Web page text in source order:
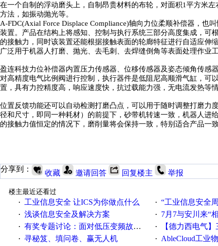
在一个自制的浮动磨头上，自制昂贵材料的布轮，对面积1平方米
方法，如振动抛光等。
A-FDC(Axial Force Displace Compliance)轴向力位柔顺补偿器，
装置。产品在结构上将感知、控制与执行系统三部分高度集成，
的接触力，同时该装置还能根据接触表面的轮廊特征进行自适应
广泛用于机器人打磨、抛光、去毛刺、去焊缝倒角等表面处理作业
盈连科技力位补偿器内置压力传感器、位移传感器及姿态倾角传感
对高精度电气比例阀进行控制，执行器件是低阻尼高顺滑气缸，
置，具有力控精度高，响应速度快，抗过载能力强，无电流发热等
位置反馈功能还可以自动检测打磨凸点，可以用于随时调整打磨
径和尺寸，即同一种耗材）的前提下，砂带机转速一致，机器人
的接触力值恒定的情况下，磨削量将会保持一致，特别适合产品一
分享到： 收藏 邀请回答 回复楼主 举报
楼主最近还看过
·
工业信息安全 让ICS为你做点什么 · “工业信息安全周之我见”
· 浅谈信息安全及解决方案 · 7月7与安川来“
· 有奖专题讨论：面对低压变频故障，老手是这样解决的！ · 【德力西电气】三
· 寻秘笈、填问卷、赢无人机 · AbleCloud工业物联